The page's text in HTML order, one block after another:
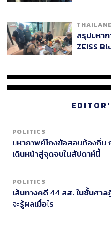
สรุปมหา
ZEISS
จ่ายหนี้-แ
POLITICS
มหากาพย์โกงข้อสอบท้องถิ่น
เดินหน้าสู่จุดจบในสัปดาห์นี้
POLITICS
เส้นทางคดี 44 สส. ในชั้นศาล
จะรู้ผลเมื่อไร